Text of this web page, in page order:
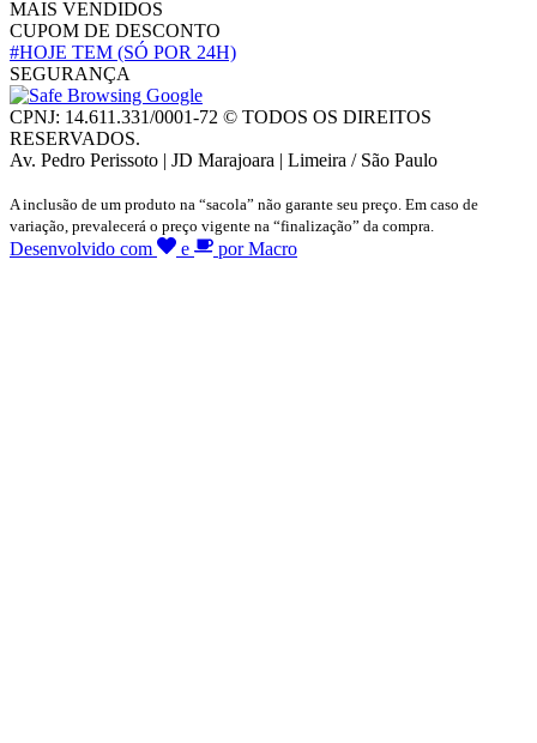
MAIS VENDIDOS
CUPOM DE DESCONTO
#HOJE TEM (SÓ POR 24H)
SEGURANÇA
CPNJ: 14.611.331/0001-72 © TODOS OS DIREITOS
RESERVADOS.
Av. Pedro Perissoto | JD Marajoara | Limeira / São Paulo
A inclusão de um produto na “sacola” não garante seu preço. Em caso de
variação, prevalecerá o preço vigente na “finalização” da compra.
Desenvolvido com e por Macro